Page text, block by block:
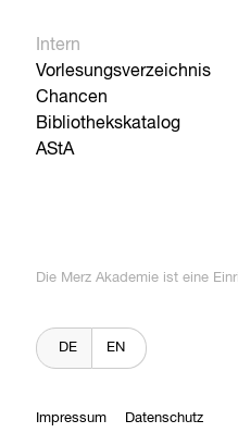
Intern
Vorlesungsverzeichnis
Chancen
Bibliothekskatalog
AStA
Die Merz Akademie ist eine
DE EN
Impressum Datenschutz